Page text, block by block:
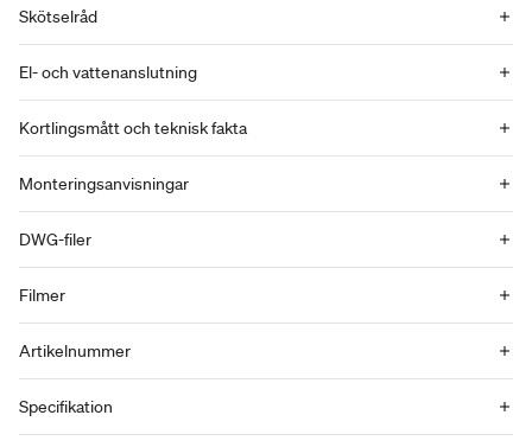
Skötselråd
El- och vattenanslutning
Kortlingsmått och teknisk fakta
Monteringsanvisningar
DWG-filer
Filmer
Artikelnummer
Specifikation